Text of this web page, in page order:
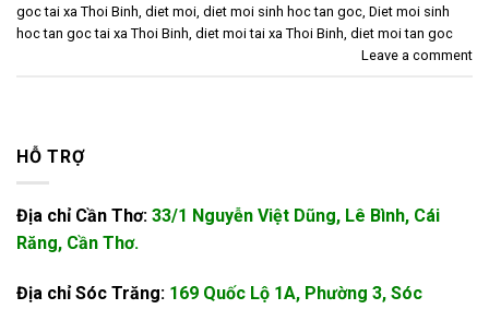
goc tai xa Thoi Binh, diet moi, diet moi sinh hoc tan goc, Diet moi sinh
hoc tan goc tai xa Thoi Binh, diet moi tai xa Thoi Binh, diet moi tan goc
Leave a comment
HỖ TRỢ
Địa chỉ Cần Thơ: 33/1 Nguyễn Việt Dũng, Lê Bình, Cái
Răng, Cần Thơ.
Địa chỉ Sóc Trăng: 169 Quốc Lộ 1A, Phường 3, Sóc